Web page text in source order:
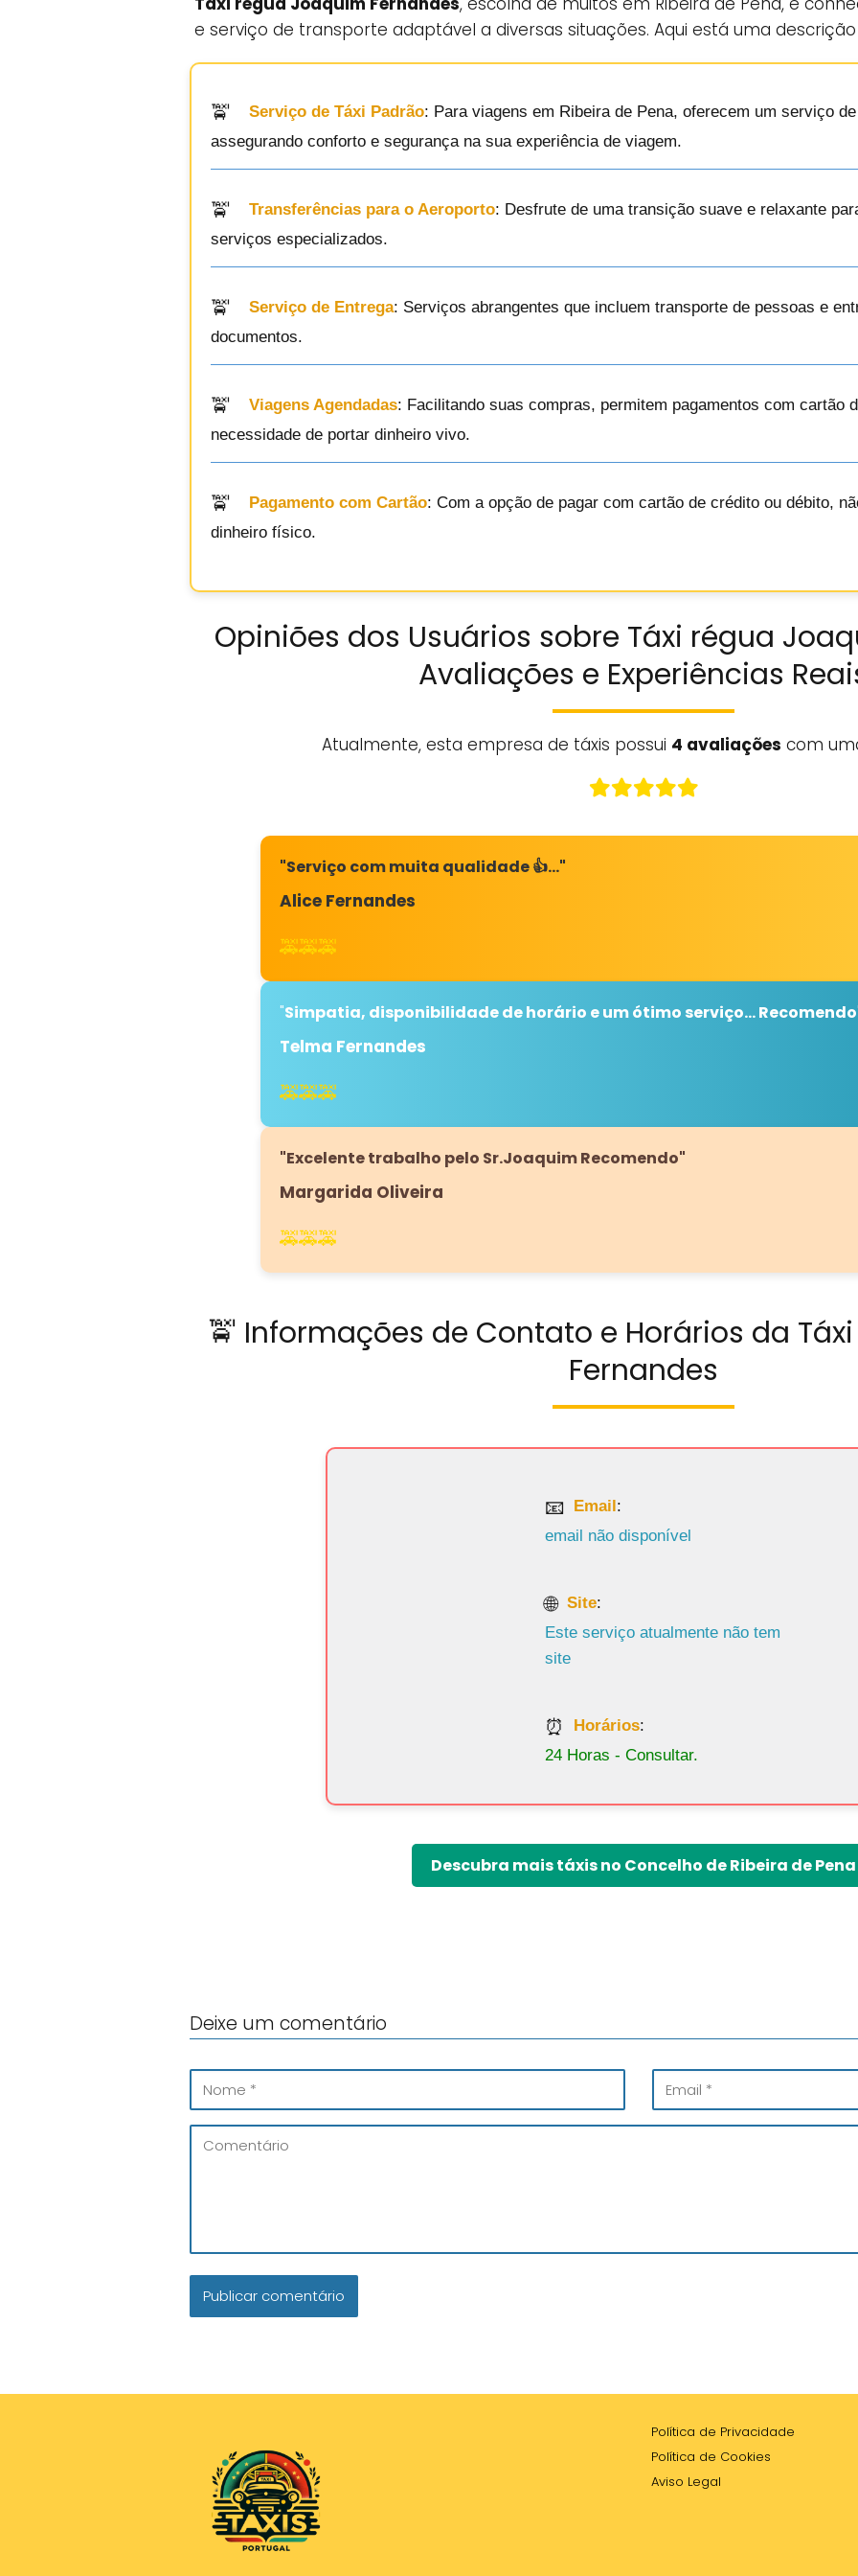
e serviço de transporte adaptável a diversas situações. Aqui está uma
Serviço de Táxi Padrão: Para viagens em Ribeira de Pena, oferecem um serviço
assegurando conforto e segurança na sua experiência de viagem.
Transferências para o Aeroporto: Desfrute de uma transição suave e relaxante
serviços especializados.
Serviço de Entrega: Serviços abrangentes que incluem transporte de pessoas e
documentos.
Viagens Agendadas: Facilitando suas compras, permitem pagamentos com cartão
necessidade de portar dinheiro vivo.
Pagamento com Cartão: Com a opção de pagar com cartão de crédito ou débito,
dinheiro físico.
Opiniões dos Usuários sobre Táxi régua
Avaliações e Experiências
Atualmente, esta empresa de táxis possui 4 avaliações com
"Serviço com muita qualidade 👍…"
Alice Fernandes
🚕🚕🚕
"Simpatia, disponibilidade de horário e um ótimo serviço... Recomendo
Telma Fernandes
🚕🚕🚕
"Excelente trabalho pelo Sr.Joaquim Recomendo"
Margarida Oliveira
🚕🚕🚕
🚖 Informações de Contato e Horários da
Fernandes
Email :
email não disponível
Site:
Este serviço atualmente não tem
site
Horários:
24 Horas - Consultar.
Descubra mais táxis no Concelho de Ribeira de Pena
Aviso Legal